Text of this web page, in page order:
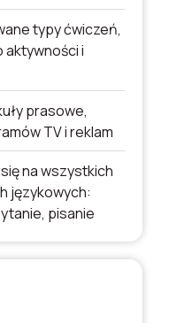
typy ćwiczeń,
aktywności i
prasowe,
TV i reklam
na wszystkich
językowych:
pisanie